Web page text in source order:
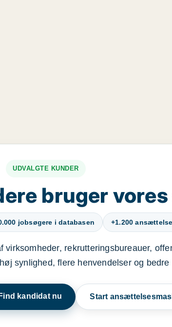
UDVALGTE KUNDER
bruger
jobsøgere i databasen +1.200
virksomheder, rekrutteringsbureauer,
synlighed, flere henvendelser og bedre
Find kandidat nu Start